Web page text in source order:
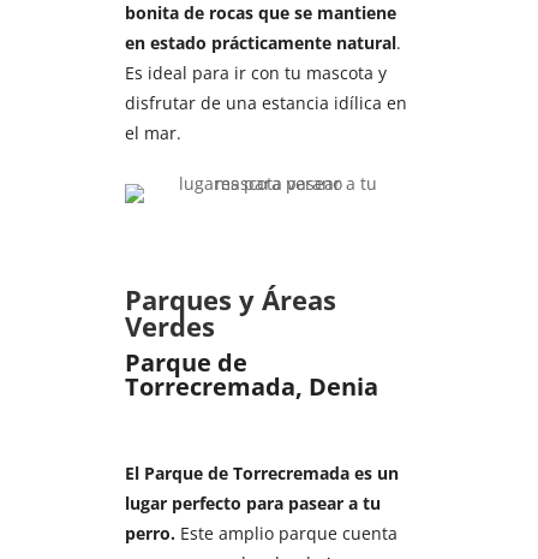
bonita de rocas que se mantiene
en estado prácticamente natural.
Es ideal para ir con tu mascota y
disfrutar de una estancia idílica en
el mar.
Parques y Áreas
Verdes
Parque de
Torrecremada, Denia
El Parque de Torrecremada es un
lugar perfecto para pasear a tu
perro.Este amplio parque cuenta